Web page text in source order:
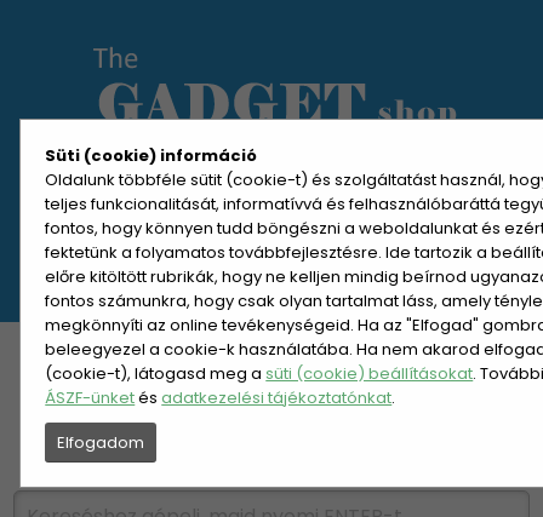
Süti (cookie) információ
Oldalunk többféle sütit (cookie-t) és szolgáltatást használ,
teljes funkcionalitását, informatívvá és felhasználóbaráttá
fontos, hogy könnyen tudd böngészni a weboldalunkat és
fektetünk a folyamatos továbbfejlesztésre. Ide tartozik a
előre kitöltött rubrikák, hogy ne kelljen mindig beírnod
fontos számunkra, hogy csak olyan tartalmat láss, amely
megkönnyíti az online tevékenységeid. Ha az "Elfogad"
beleegyezel a cookie-k használatába. Ha nem akarod
(cookie-t), látogasd meg asüti (cookie) beállításokat.
ÁSZF-ünketésadatkezelési tájékoztatónkat.
Elfogadom
MENÜ MEGNYITÁSA
REGISZTRÁCIÓ BELÉPÉS
KATEGÓRIÁK HETI AJÁNLAT
ÚJDONSÁGOK NÉPSZERŰ